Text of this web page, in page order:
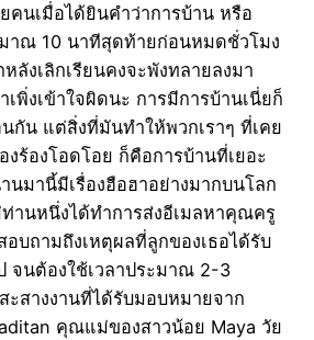
คนเมื่อได้ยินคำว่าการบ้าน หรือ
าณ 10 นาทีสุดท้ายก่อนหมดชั่วโมง
ลังเลิกเรียนคงจะพังทลายลงมา
พิ่งเข้าใจผิดนะ การมีการบ้านเนี่ยก็
นกัน แต่สิ่งที่มันทำให้พวกเราๆ ที่เคย
งร้องโอดโอย ก็คือการบ้านที่เยอะ
นมานี้มีเรื่องฮือฮาอย่างมากบนโลก
านหนึ่งได้ทำการส่งอีเมลหาคุณครู
อบถามถึงเหตุผลที่ลูกของเธอได้รับ
จนต้องใช้เวลาประมาณ 2-3
ะสางงานที่ได้รับมอบหมายจาก
คุณแม่ของสาวน้อย Maya วัย